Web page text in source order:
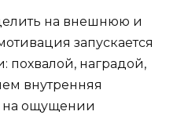
на внешнюю и
запускается
похвалой, наградой,
внутренняя
на ощущении